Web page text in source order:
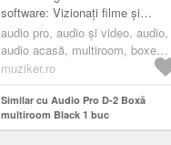
software: Vizionați filme și
ascultați muzică cu o calitate
audio excepțională atunci când
aveți d...
audio pro, audio și video, audio,
audio acasă, multiroom, boxe
multiroom, black
muziker.ro
Similar cu Audio Pro D-2 Boxă
multiroom Black 1 buc